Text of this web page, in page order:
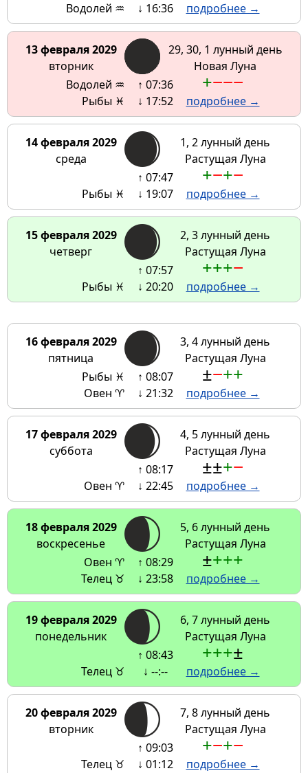
Водолей ♒ ↓ 16:36 подробнее →
13 февраля 2029
вторник
29, 30, 1 лунный день
Новая Луна
Водолей ♒
Рыбы ♓
↑ 07:36
↓ 17:52
+−−−
подробнее →
14 февраля 2029
среда
1, 2 лунный день
Растущая Луна
Рыбы ♓
↑ 07:47
↓ 19:07
+−+−
подробнее →
15 февраля 2029
четверг
2, 3 лунный день
Растущая Луна
Рыбы ♓
↑ 07:57
↓ 20:20
+++−
подробнее →
16 февраля 2029
пятница
3, 4 лунный день
Растущая Луна
Рыбы ♓
Овен ♈
↑ 08:07
↓ 21:32
±−++
подробнее →
17 февраля 2029
суббота
4, 5 лунный день
Растущая Луна
Овен ♈
↑ 08:17
↓ 22:45
±±+−
подробнее →
18 февраля 2029
воскресенье
5, 6 лунный день
Растущая Луна
Овен ♈
Телец ♉
↑ 08:29
↓ 23:58
±+++
подробнее →
19 февраля 2029
понедельник
6, 7 лунный день
Растущая Луна
Телец ♉
↑ 08:43
↓ --:--
+++±
подробнее →
20 февраля 2029
вторник
7, 8 лунный день
Растущая Луна
Телец ♉
↑ 09:03
↓ 01:12
+−+−
подробнее →